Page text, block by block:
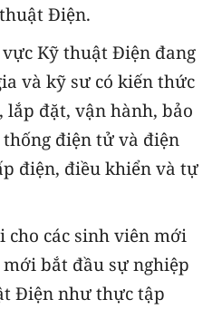
Điện.
Kỹ thuật Điện đang
và kỹ sư có kiến thức
lắp đặt, vận hành, bảo
điện tử và điện
điện, điều khiển và tự
cho các sinh viên mới
bắt đầu sự nghiệp
Điện như thực tập